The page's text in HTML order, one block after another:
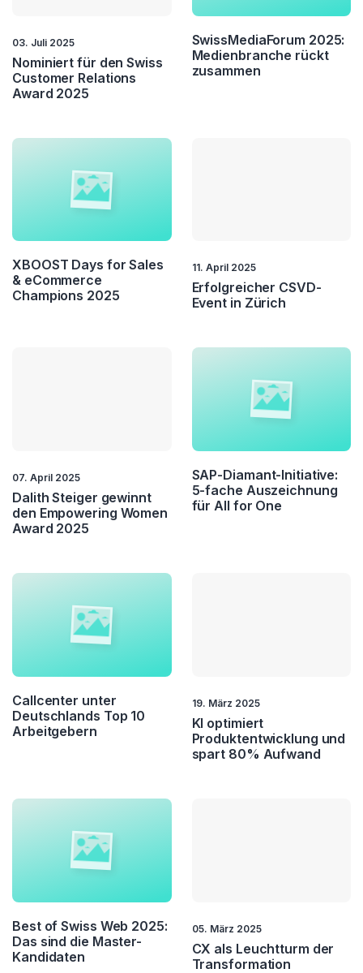
03. Juli 2025
Nominiert für den Swiss
Customer Relations
Award 2025
SwissMediaForum 2025:
Medienbranche rückt
zusammen
XBOOST Days for Sales
& eCommerce
Champions 2025
11. April 2025
Erfolgreicher CSVD-
Event in Zürich
07. April 2025
Dalith Steiger gewinnt
den Empowering Women
Award 2025
SAP-Diamant-Initiative:
5-fache Auszeichnung
für All for One
Callcenter unter
Deutschlands Top 10
Arbeitgebern
19. März 2025
KI optimiert
Produktentwicklung und
spart 80% Aufwand
Best of Swiss Web 2025:
Das sind die Master-
Kandidaten
05. März 2025
CX als Leuchtturm der
Transformation